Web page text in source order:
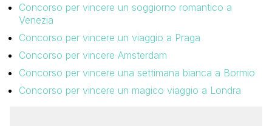
Concorso per vincere un soggiorno romantico a
Venezia
Concorso per vincere un viaggio a Praga
Concorso per vincere Amsterdam
Concorso per vincere una settimana bianca a Bormio
Concorso per vincere un magico viaggio a Londra